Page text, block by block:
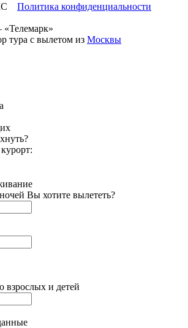
Политика конфиденциальности
тура с вылетом из Москвы
Вы хотите вылететь?
взрослых и детей